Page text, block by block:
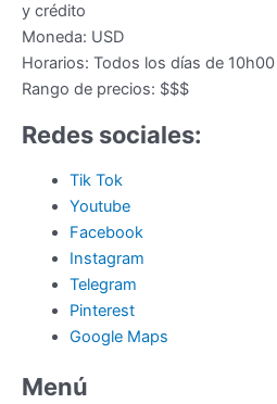
y crédito
Moneda: USD
Horarios: Todos los días de
Rango de precios: $$$
Redes sociales:
Tik Tok
Youtube
Facebook
Instagram
Telegram
Pinterest
Google Maps
Menú